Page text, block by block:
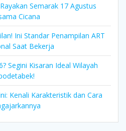
Semarak 17 Agustus
Cicana
Ini Standar Penampilan ART
Saat Bekerja
Segini Kisaran Ideal Wilayah
Kenali Karakteristik dan Cara